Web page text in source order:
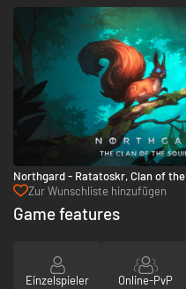
Northgard - Ratatoskr, Clan of the
Squirrel - PC & Mac (Steam)
Zur Wunschliste hinzufügen
Game features
Einzelspieler Online-PvP